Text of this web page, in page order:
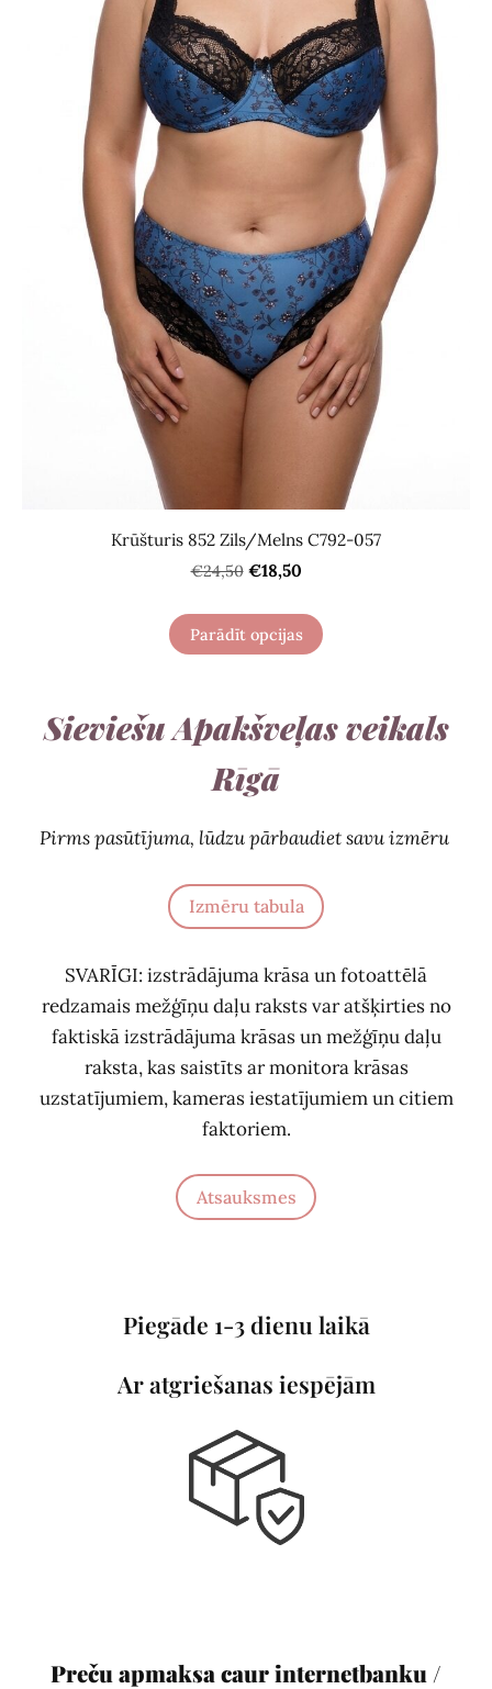
Sieviešu Apakšveļas veikals
Rīgā
Pirms pasūtījuma, lūdzu pārbaudiet savu izmēru
Izmēru tabula
SVARĪGI: izstrādājuma krāsa un fotoattēlā
redzamais mežģīņu daļu raksts var atšķirties no
faktiskā izstrādājuma krāsas un mežģīņu daļu
raksta, kas saistīts ar monitora krāsas
uzstatījumiem, kameras iestatījumiem un citiem
faktoriem.
Atsauksmes
Piegāde 1-3 dienu laikā
Ar atgriešanas iespējām
Preču apmaksa caur internetbanku /
Krūšturis 852 Zils/Melns С792-057
€24,50 €18,50
Parādīt opcijas